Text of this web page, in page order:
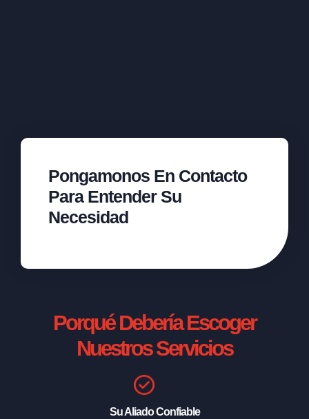
Pongamonos En Contacto
Para Entender Su
Necesidad
Porqué Debería Escoger
Nuestros Servicios
Su Aliado Confiable